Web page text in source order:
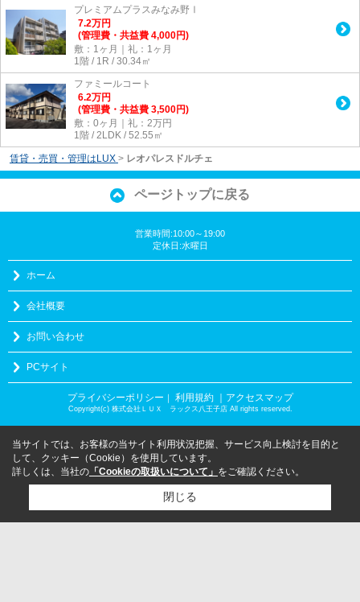
プレミアムプラスみなみ野Ⅰ
7.2万円
(管理費・共益費 4,000円)
敷：1ヶ月｜礼：1ヶ月
1階 / 1R / 30.34㎡
ファミールコート
6.2万円
(管理費・共益費 3,500円)
敷：0ヶ月｜礼：2万円
1階 / 2LDK / 52.55㎡
賃貸・売買・管理はLUX > レオパレスドルチェ
ページトップに戻る
営業時間:10:00～19:00
定休日:水曜日
ホーム
会社概要
お問い合わせ
PCサイト
プライバシーポリシー ｜ 利用規約 ｜アクセスマップ
Copyright(c) 株式会社ＬＵＸ ラックス八王子店 All rights reserved.
当サイトでは、お客様の当サイト利用状況把握、サービス向上検討を目的と
して、クッキー（Cookie）を使用しています。
詳しくは、当社の 「Cookieの取扱いについて」 をご確認ください。
閉じる